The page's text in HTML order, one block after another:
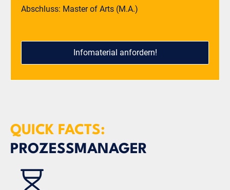
Abschluss: Master of Arts (M.A.)
Infomaterial anfordern!
QUICK FACTS:
PROZESSMANAGER